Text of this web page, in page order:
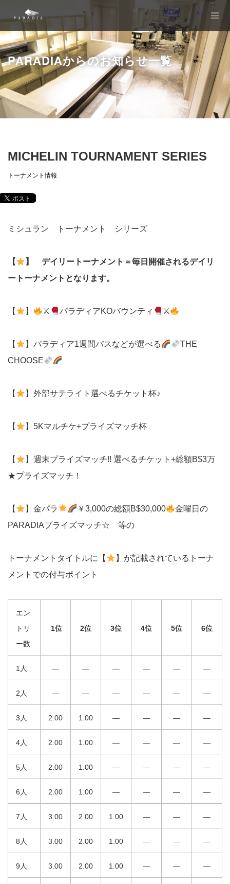
PARADIAからのお知らせ一覧
MICHELIN TOURNAMENT SERIES
トーナメント情報
ミシュラン トーナメント シリーズ
【
】 デイリートーナメント＝毎日開催されるデイリ
ートーナメントとなります。
【 】 ⚔ パラディアKOバウンティ ⚔
【 】パラディア1週間パスなどが選べる
THE
CHOOSE
【 】外部サテライト選べるチケット杯♪
【 】5Kマルチケ+プライズマッチ杯
【
】週末プライズマッチ!! 選べるチケット+総額B$3万
★プライズマッチ！
【 】金パラ ￥3,000の総額B$30,000
金曜日の
PARADIAプライズマッチ☆ 等の
トーナメントタイトルに【
】が記載されているトーナ
メントでの付与ポイント
エン
トリ
ー数
1位 2位 3位 4位 5位 6位
1人 — — — — — —
2人 — — — — — —
3人 2.00 1.00 — — — —
4人 2.00 1.00 — — — —
5人 2.00 1.00 — — — —
6人 2.00 1.00 — — — —
7人 3.00 2.00 1.00 — — —
8人 3.00 2.00 1.00 — — —
9人 3.00 2.00 1.00 — — —